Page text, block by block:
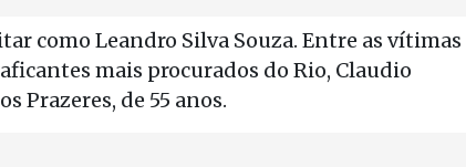
como Leandro Silva Souza. Entre as vítimas
mais procurados do Rio, Claudio
Prazeres, de 55 anos.